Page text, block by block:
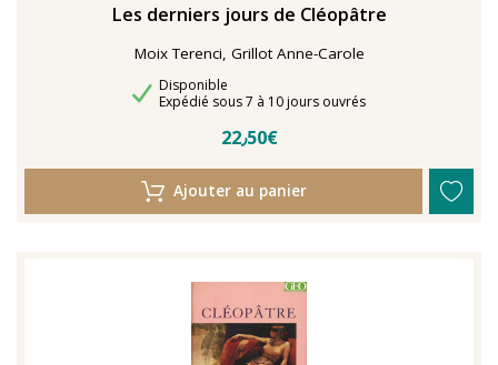
Les derniers jours de Cléopâtre
Moix Terenci, Grillot Anne-Carole
Disponibilité
Disponible
Délais de livraison
Expédié sous 7 à 10 jours ouvrés
22٫50€
Ajouter au panier